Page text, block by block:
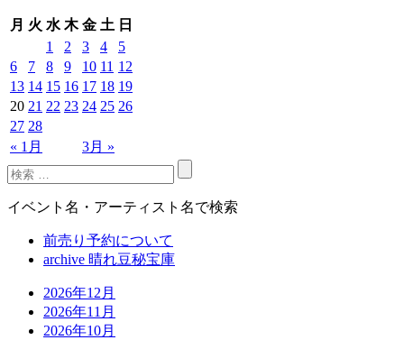
月 火 水 木 金 土 日
« 1月 3月 »
1 2 3 4
5
6
7 8 9 10 11 12
13 14 15 16 17 18 19
20 21 22 23 24 25 26
27 28
イベント名・アーティスト名で検索
前売り予約について
archive 晴れ豆秘宝庫
2026年12月
2026年11月
2026年10月